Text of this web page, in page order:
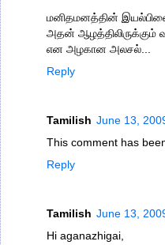
மனிதமனத்தின்
அதன் ஆழத்திலிருக்கும்
என அழகான அலசல்...
Reply
Tamilish June 13,
This comment has
Reply
Tamilish June 13,
Hi aganazhigai,